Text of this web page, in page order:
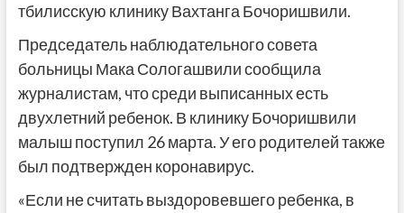
тбилисскую клинику Вахтанга Бочоришвили.
Председатель наблюдательного совета
больницы Мака Сологашвили сообщила
журналистам, что среди выписанных есть
двухлетний ребенок. В клинику Бочоришвили
малыш поступил 26 марта. У его родителей также
был подтвержден коронавирус.
«Если не считать выздоровевшего ребенка, в